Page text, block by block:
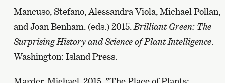
Mancuso, Stefano, Alessandra Viola, Michael Pollan,
and Joan Benham. (eds.) 2015.Brilliant Green: The
Surprising History and Science of Plant Intelligence.
Washington: Island Press.